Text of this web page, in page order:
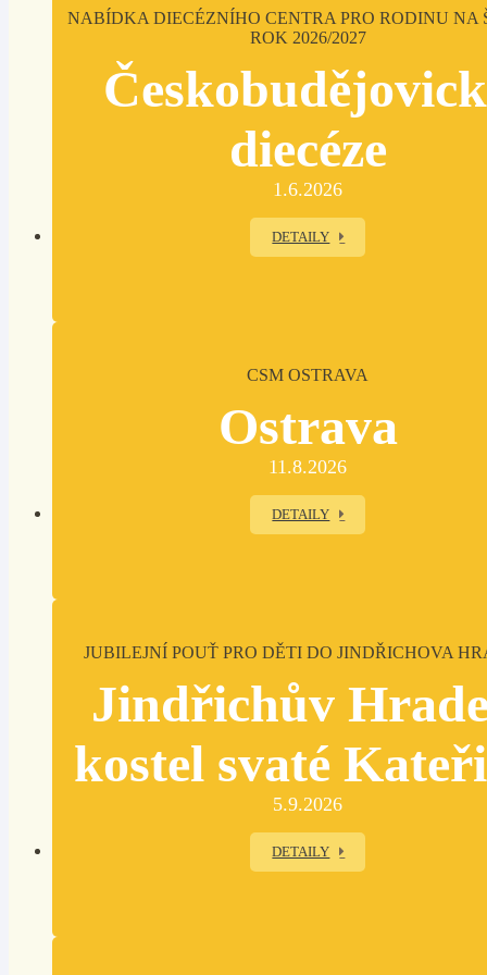
NABÍDKA DIECÉZNÍHO CENTRA PRO RODINU NA
ROK 2026/2027
diecéze
1.6.2026
DETAILY
CSM OSTRAVA
Ostrava
11.8.2026
DETAILY
JUBILEJNÍ POUŤ PRO DĚTI DO JINDŘICHOVA
Jindřichův
kostel svaté
5.9.2026
DETAILY